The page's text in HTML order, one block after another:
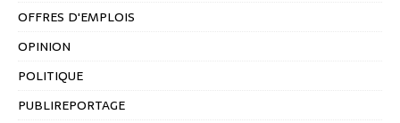
OFFRES D'EMPLOIS
OPINION
POLITIQUE
PUBLIREPORTAGE